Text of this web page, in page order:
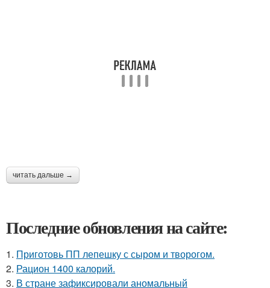
читать дальше →
Последние обновления на сайте:
1. Приготовь ПП лепешку с сыром и творогом.
2. Рацион 1400 калорий.
3. В стране зафиксировали аномальный